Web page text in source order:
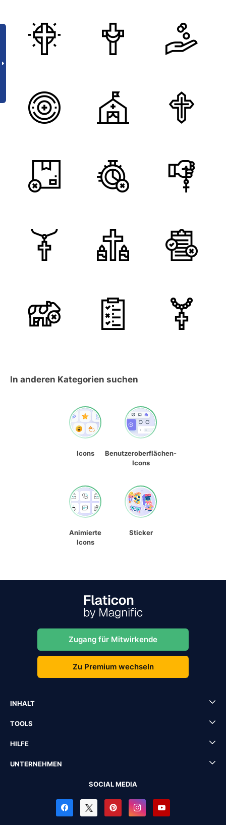
In anderen Kategorien suchen
Icons
Benutzeroberflächen-
Icons
Animierte
Icons
Sticker
Zugang für Mitwirkende
Zu Premium wechseln
INHALT
TOOLS
HILFE
UNTERNEHMEN
SOCIAL MEDIA